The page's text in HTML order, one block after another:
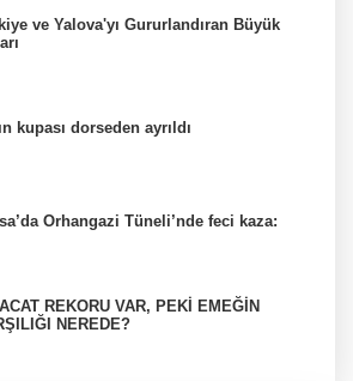
ve Yalova'yı Gururlandıran Büyük
kupası dorseden ayrıldı
Orhangazi Tüneli’nde feci kaza:
REKORU VAR, PEKİ EMEĞİN
NEREDE?